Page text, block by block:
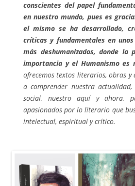
conscientes del papel
en nuestro mundo, pues es
el mismo se ha desarrollado,
críticas y fundamentales en
más deshumanizados, donde la
importancia y el Humanismo es
ofrecemos textos literarios, obras y
a comprender nuestra actualidad,
social, nuestro aquí y ahora,
apasionados por lo literario que
intelectual, espiritual y crítico.